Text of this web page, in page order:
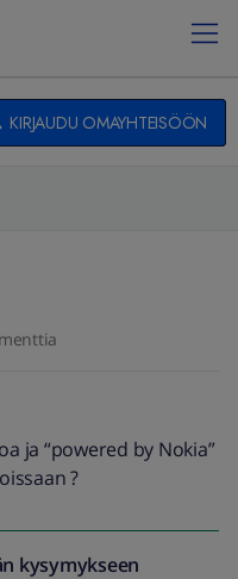
KIRJAUDU OMAYHTEISÖÖN
ja “powered by Nokia”
?
kysymykseen